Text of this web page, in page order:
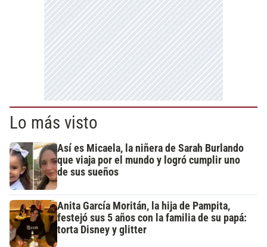
Lo más visto
Así es Micaela, la niñera de Sarah Burlando
que viaja por el mundo y logró cumplir uno
de sus sueños
Anita García Moritán, la hija de Pampita,
festejó sus 5 años con la familia de su papá:
torta Disney y glitter